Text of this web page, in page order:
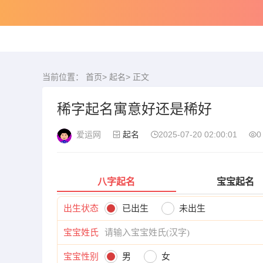
当前位置： 首页> 起名> 正文
稀字起名寓意好还是稀好
爱运网 起名 2025-07-20 02:00:01 0
八字起名 宝宝起名
出生状态 已出生 未出生
宝宝姓氏
宝宝性别 男 女